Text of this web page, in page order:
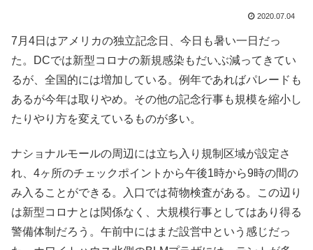
2020.07.04
7月4日はアメリカの独立記念日、今日も暑い一日だっ
た。DCでは新型コロナの新規感染もだいぶ減ってきてい
るが、全国的には増加している。例年であればパレードも
あるが今年は取りやめ。その他の記念行事も規模を縮小し
たりやり方を変えているものが多い。
ナショナルモールの周辺には立ち入り規制区域が設定さ
れ、4ヶ所のチェックポイントから午後1時から9時の間の
み入ることができる。入口では荷物検査がある。この辺り
は新型コロナとは関係なく、大規模行事としてはあり得る
警備体制だろう。午前中にはまだ設営中という感じだっ